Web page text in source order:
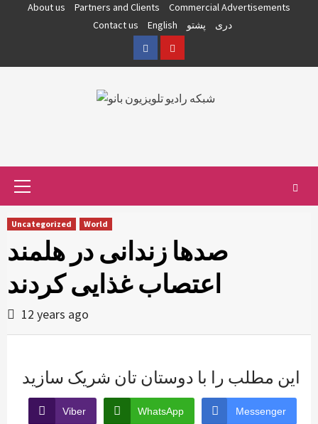
About us Partners and Clients
Commercial Advertisements
Contact us
English پشتو
دری
FacebookYouTube
Uncategorized World
صدها زندانی در هلمند
اعتصاب غذایی کردند
12 years ago
این مطلب را با دوستان تان شریک سازید
Viber WhatsApp Messenger